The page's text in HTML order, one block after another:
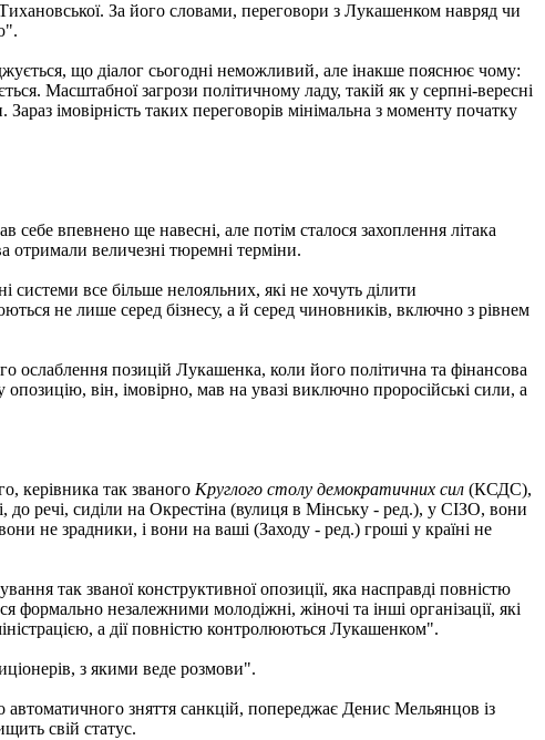
За його словами, переговори з Лукашенком навряд чи
що діалог сьогодні неможливий, але інакше пояснює чому:
Масштабної загрози політичному ладу, такій як у серпні-вересні
імовірність таких переговорів мінімальна з моменту початку
впевнено ще навесні, але потім сталося захоплення літака
отримали величезні тюремні терміни.
системи все більше нелояльних, які не хочуть ділити
не лише серед бізнесу, а й серед чиновників, включно з рівнем
ослаблення позицій Лукашенка, коли його політична та фінансова
він, імовірно, мав на увазі виключно проросійські сили, а
керівника так званого Круглого столу демократичних сил (КСДС),
речі, сиділи на Окрестіна (вулиця в Мінську - ред.), у СІЗО, вони
не зрадники, і вони на ваші (Заходу - ред.) гроші у країні не
так званої конструктивної опозиції, яка насправді повністю
незалежними молодіжні, жіночі та інші організації, які
а дії повністю контролюються Лукашенком".
з якими веде розмови".
автоматичного зняття санкцій, попереджає Денис Мельянцов із
свій статус.